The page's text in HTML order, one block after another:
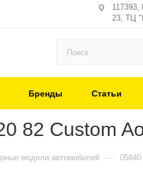
23, ТЦ
Бренды Статьи
82 Custom
модели автомобилей —